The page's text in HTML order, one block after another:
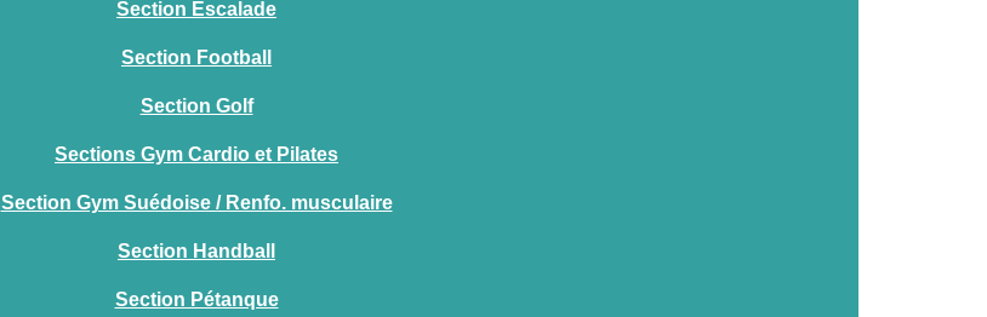
Section Escalade
Section Football
Section Golf
Sections Gym Cardio et Pilates
Section Gym Suédoise / Renfo. musculaire
Section Handball
Section Pétanque